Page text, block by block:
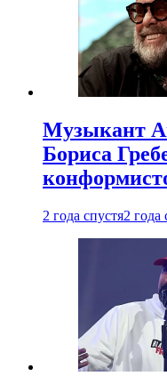
Музыкант
Бориса
2 года спустя2 года